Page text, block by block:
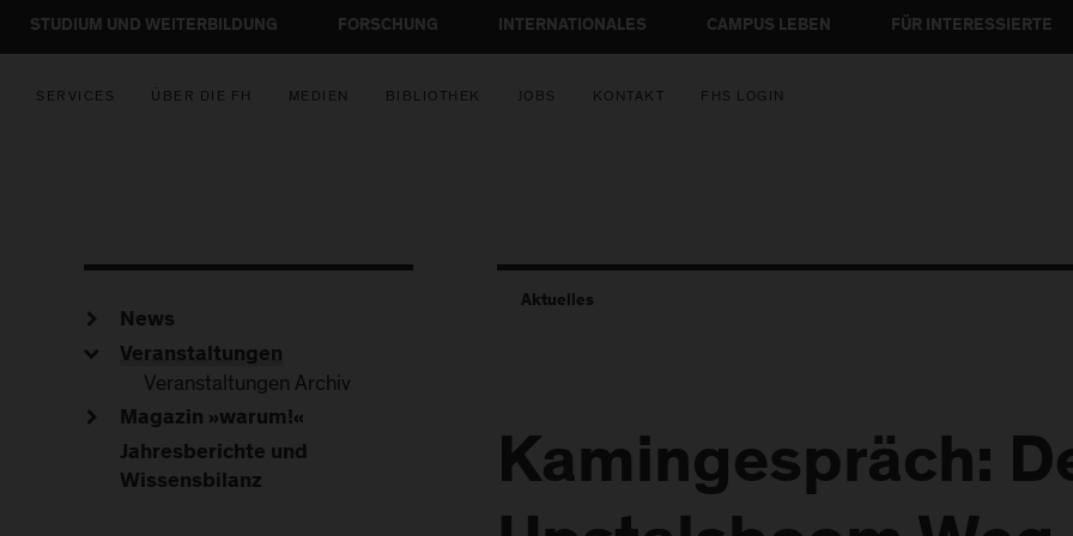
STUDIUM UND WEITERBILDUNG FORSCHUNG INTERNATIONALES CAMPUS LEBEN FÜR INTERESSIERTE
SERVICES ÜBER DIE FH MEDIEN BIBLIOTHEK JOBS KONTAKT FHS LOGIN
Aktuelles
Kamingespräch:
News
Veranstaltungen
Veranstaltungen Archiv
Magazin »warum!«
Jahresberichte und
Wissensbilanz